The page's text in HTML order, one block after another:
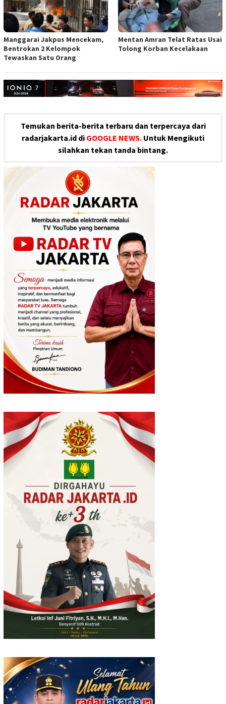
Manggarai Jakpus Mencekam,
Bentrokan 2 Kelompok
Tewaskan Satu Orang
Mentan Amran Telat Ratas Usai
Tolong Korban Kecelakaan
Temukan berita-berita terbaru dan terpercaya dari
radarjakarta.id di GOOGLE NEWS. Untuk Mengikuti
silahkan tekan tanda bintang.